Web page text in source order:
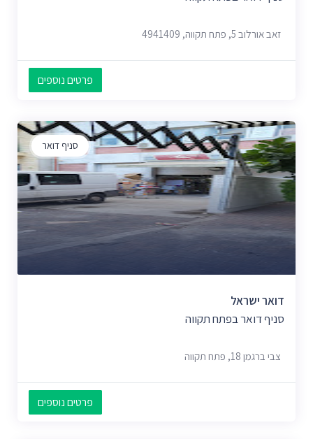
זאב אורלוב 5, פתח תקווה, 4941409
פרטים נוספים
סניף דואר
דואר ישראל
סניף דואר בפתח תקווה
צבי ברגמן 18, פתח תקווה
פרטים נוספים